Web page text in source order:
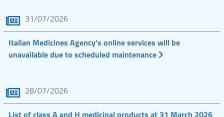
31/07/2026
Italian Medicines Agency's online services will be
unavailable due to scheduled maintenance
28/07/2026